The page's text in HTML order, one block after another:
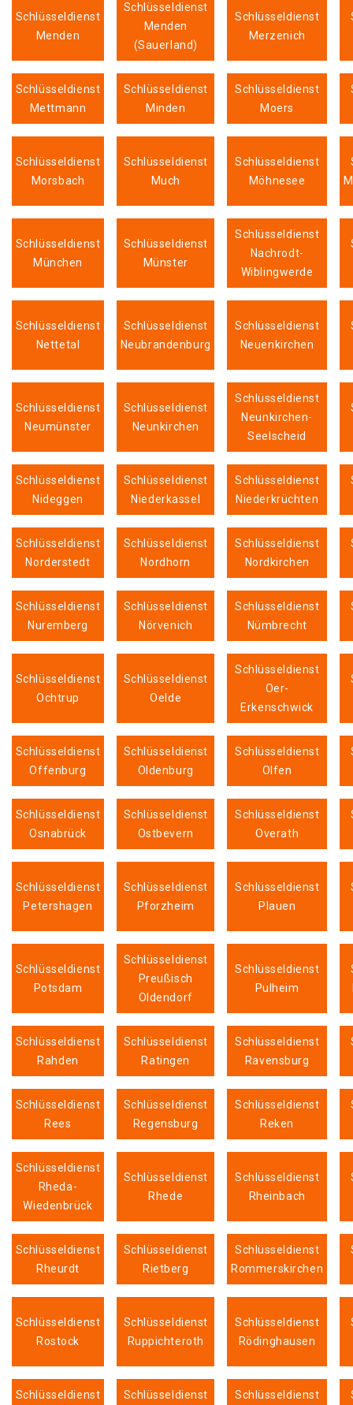
Schlüsseldienst
Menden
Schlüsseldienst
Menden
(Sauerland)
Schlüsseldienst
Merzenich
Schlüsseldienst
Mettmann
Schlüsseldienst
Minden
Schlüsseldienst
Moers
Schlüsseldienst
Morsbach
Schlüsseldienst
Much
Schlüsseldienst
Möhnesee
Schlüsseldienst
München
Schlüsseldienst
Münster
Schlüsseldienst
Nachrodt-
Wiblingwerde
Schlüsseldienst
Nettetal
Schlüsseldienst
Neubrandenburg
Schlüsseldienst
Neuenkirchen
Schlüsseldienst
Neumünster
Schlüsseldienst
Neunkirchen
Schlüsseldienst
Neunkirchen-
Seelscheid
Schlüsseldienst
Nideggen
Schlüsseldienst
Niederkassel
Schlüsseldienst
Niederkrüchten
Schlüsseldienst
Norderstedt
Schlüsseldienst
Nordhorn
Schlüsseldienst
Nordkirchen
Schlüsseldienst
Nuremberg
Schlüsseldienst
Nörvenich
Schlüsseldienst
Nümbrecht
Schlüsseldienst
Ochtrup
Schlüsseldienst
Oelde
Schlüsseldienst
Oer-
Erkenschwick
Schlüsseldienst
Offenburg
Schlüsseldienst
Oldenburg
Schlüsseldienst
Olfen
Schlüsseldienst
Osnabrück
Schlüsseldienst
Ostbevern
Schlüsseldienst
Overath
Schlüsseldienst
Petershagen
Schlüsseldienst
Pforzheim
Schlüsseldienst
Plauen
Schlüsseldienst
Potsdam
Schlüsseldienst
Preußisch
Oldendorf
Schlüsseldienst
Pulheim
Schlüsseldienst
Rahden
Schlüsseldienst
Ratingen
Schlüsseldienst
Ravensburg
Schlüsseldienst
Rees
Schlüsseldienst
Regensburg
Schlüsseldienst
Reken
Schlüsseldienst
Rheda-
Wiedenbrück
Schlüsseldienst
Rhede
Schlüsseldienst
Rheinbach
Schlüsseldienst
Rheurdt
Schlüsseldienst
Rietberg
Schlüsseldienst
Rommerskirchen
Schlüsseldienst
Rostock
Schlüsseldienst
Ruppichteroth
Schlüsseldienst
Rödinghausen
Schlüsseldienst Schlüsseldienst Schlüsseldienst